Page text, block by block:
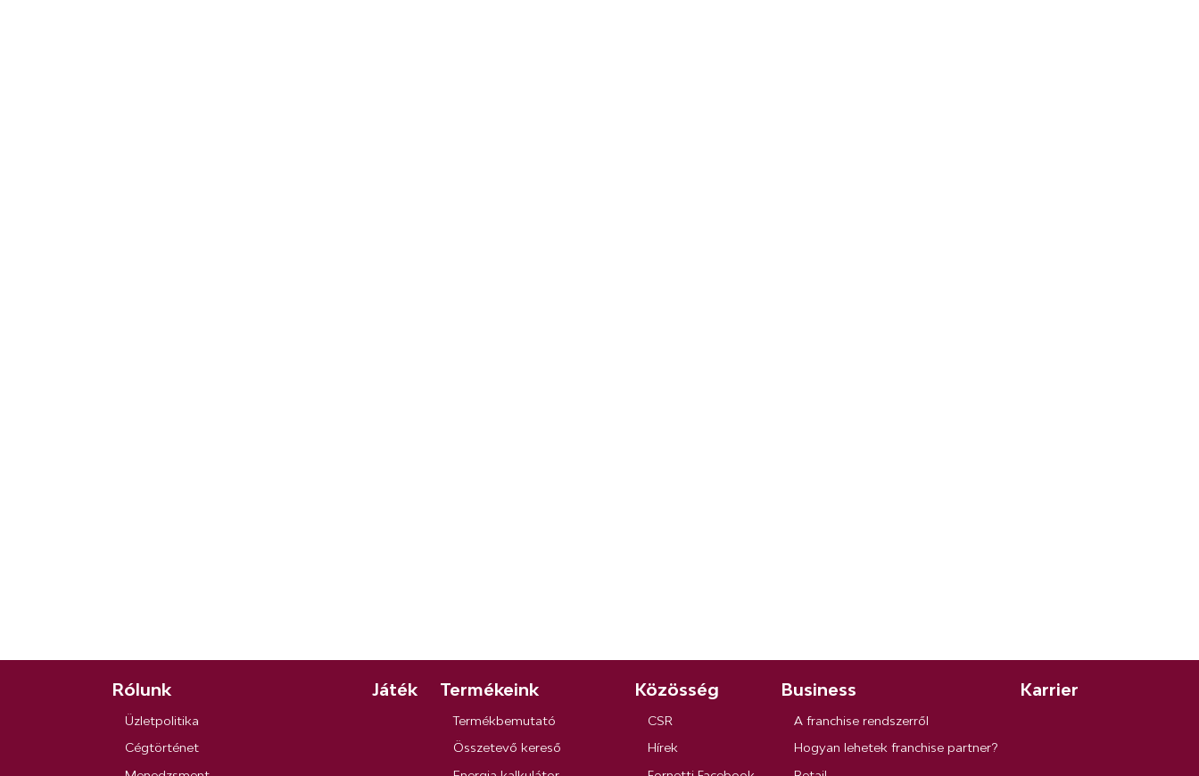
Rólunk
Üzletpolitika
Cégtörténet
Játék Termékeink
Termékbemutató
Összetevő kereső
Közösség
CSR
Hírek
Business
A franchise rendszerről
Hogyan lehetek franchise partner?
Karrier